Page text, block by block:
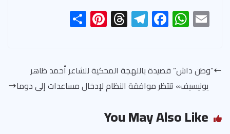
E
m
W
h
s
A
p
F
ac
b
o
ok
Te
le
a
m
T
hr
ds
Pi
nt
es
t
e
“وطن داش” قصيدة باللهجة المحكية للشاعر أحمد ظاهر
يونيسيف» تنتظر موافقة النظام لإدخال مساعدات إلى دوما
You May Also Like